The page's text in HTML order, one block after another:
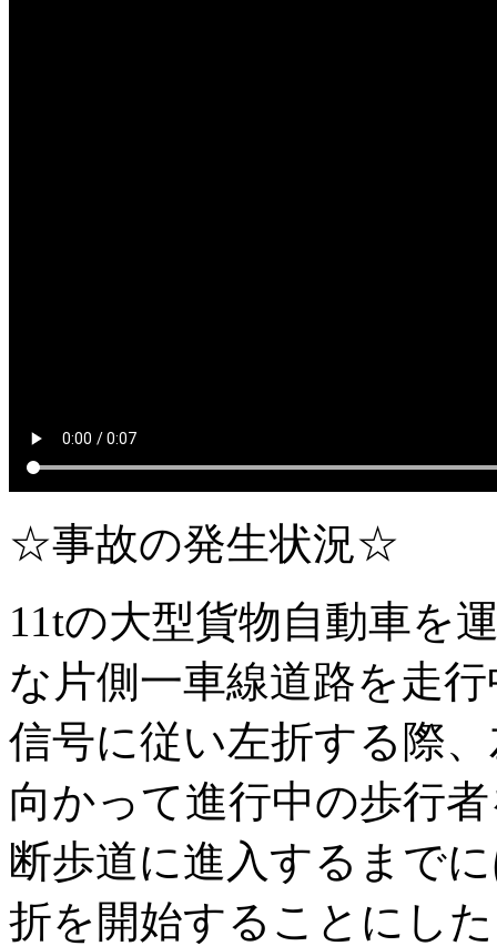
☆事故の発生状況☆
11tの大型貨物自動車を
な片側一車線道路を走
信号に従い左折する際
向かって進行中の歩行
断歩道に進入するまで
折を開始することにし